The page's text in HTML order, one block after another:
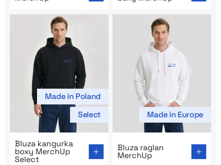
Made in Poland
Select
Bluza kangurka
boxy MerchUp
Select
Made in Europe
Bluza raglan
MerchUp